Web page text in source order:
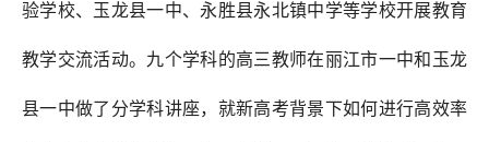
验学校、玉龙县一中、永胜县永北镇中学等学校开展教育
教学交流活动。九个学科的高三教师在丽江市一中和玉龙
县一中做了分学科讲座，就新高考背景下如何进行高效率